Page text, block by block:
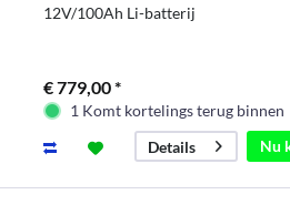
12V/100Ah Li-batterij
€ 779,00 *
1 Komt kortelings terug binnen
Details
Nu